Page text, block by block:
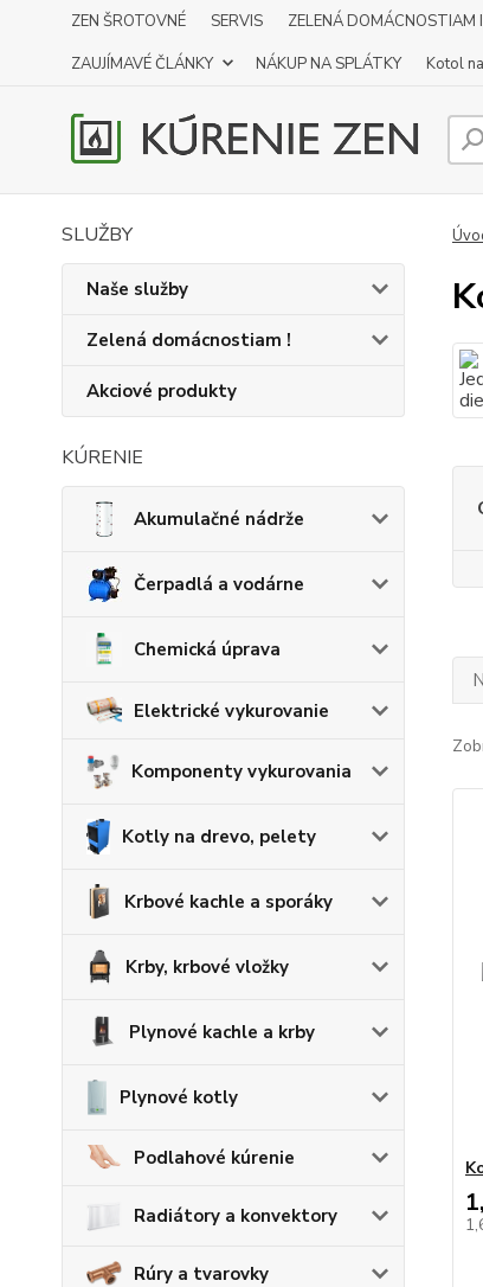
ZEN ŠROTOVNÉ SERVIS ZELENÁ DOMÁCNOSTIAM
ZAUJÍMAVÉ ČLÁNKY
NÁKUP NA SPLÁTKY Kotol
SLUŽBY
Naše služby
Zelená domácnostiam !
Akciové produkty
KÚRENIE
Akumulačné nádrže
Čerpadlá a vodárne
Chemická úprava
Elektrické vykurovanie
Komponenty vykurovania
Kotly na drevo, pelety
Krbové kachle a sporáky
Krby, krbové vložky
Plynové kachle a krby
Plynové kotly
Podlahové kúrenie
Radiátory a konvektory
Rúry a tvarovky